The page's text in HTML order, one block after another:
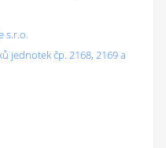
s.r.o.
jednotek čp. 2168, 2169 a